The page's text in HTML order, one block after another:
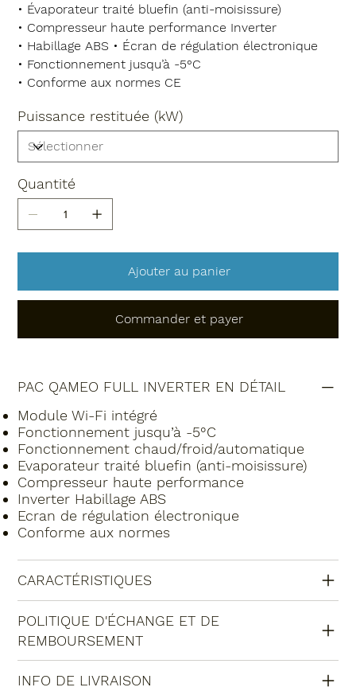
• Évaporateur traité bluefin (anti-moisissure)
• Compresseur haute performance Inverter
• Habillage ABS • Écran de régulation électronique
• Fonctionnement jusqu’à -5°C
• Conforme aux normes CE
Puissance restituée (kW)
Quantité
Ajouter au panier
Commander et payer
PAC QAMEO FULL INVERTER EN DÉTAIL
Module Wi-Fi intégré
Fonctionnement jusqu’à -5°C
Fonctionnement chaud/froid/automatique
Evaporateur traité bluefin (anti-moisissure)
Compresseur haute performance
Inverter Habillage ABS
Ecran de régulation électronique
Conforme aux normes
CARACTÉRISTIQUES
POLITIQUE D'ÉCHANGE ET DE
REMBOURSEMENT
INFO DE LIVRAISON